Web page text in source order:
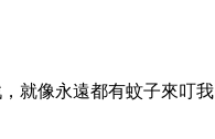
就像永遠都有蚊子來叮我